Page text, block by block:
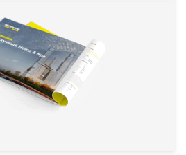
Система очистки воздуха TION
Фильтр очистки воды
Система увлажнения воздуха
Система охранно-пожарной
сигнализации
Системы кондиционирования
воздуха типа VRF (Variable
Refrigerant Volume)